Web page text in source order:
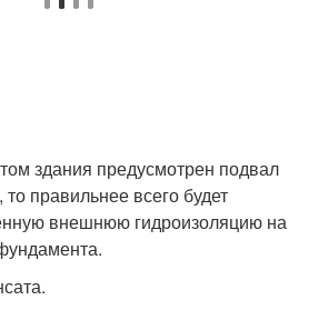
здания предусмотрен подвал
правильнее всего будет
внешнюю гидроизоляцию на